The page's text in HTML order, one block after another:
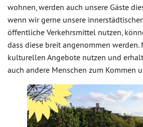
wohnen, werden auch unsere Gäste
wenn wir gerne unsere
öffentliche Verkehrsmittel nutzen,
dass diese breit angenommen
kulturellen Angebote nutzen und
auch andere Menschen zum Kommen